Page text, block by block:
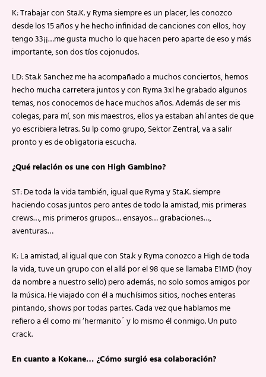
K: Trabajar con Sta.K. y Ryma siempre es un placer, les conozco
desde los 15 años y he hecho infinidad de canciones con ellos, hoy
tengo 33¡¡…me gusta mucho lo que hacen pero aparte de eso y más
importante, son dos tíos cojonudos.
LD: Sta.k Sanchez me ha acompañado a muchos conciertos, hemos
hecho mucha carretera juntos y con Ryma 3xl he grabado algunos
temas, nos conocemos de hace muchos años. Además de ser mis
colegas, para mí, son mis maestros, ellos ya estaban ahí antes de que
yo escribiera letras. Su lp como grupo, Sektor Zentral, va a salir
pronto y es de obligatoria escucha.
¿Qué relación os une con High Gambino?
ST: De toda la vida también, igual que Ryma y Sta.K. siempre
haciendo cosas juntos pero antes de todo la amistad, mis primeras
crews…, mis primeros grupos… ensayos… grabaciones…,
aventuras…
K: La amistad, al igual que con Sta.k y Ryma conozco a High de toda
la vida, tuve un grupo con el allá por el 98 que se llamaba E1MD (hoy
da nombre a nuestro sello) pero además, no solo somos amigos por
la música. He viajado con él a muchísimos sitios, noches enteras
pintando, shows por todas partes. Cada vez que hablamos me
refiero a él como mi ‘hermanito´ y lo mismo él conmigo. Un puto
crack.
En cuanto a Kokane… ¿Cómo surgió esa colaboración?